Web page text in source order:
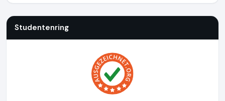
Studentenring